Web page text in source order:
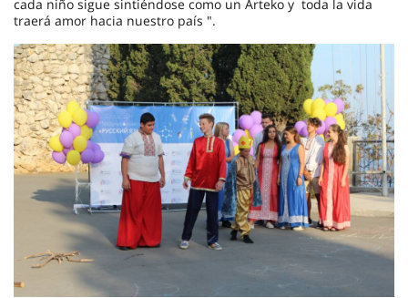
cada niño sigue sintiéndose como un Arteko y toda la vida
traerá amor hacia nuestro país ".